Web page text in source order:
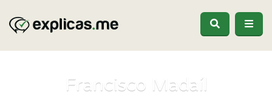
Francisco Madaíl